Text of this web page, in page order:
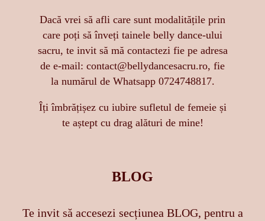
Dacă vrei să afli care sunt modalitățile prin
care poți să înveți tainele belly dance-ului
sacru, te invit să mă contactezi fie pe adresa
de e-mail: contact@bellydancesacru.ro, fie
la numărul de Whatsapp 0724748817.
Îți îmbrățișez cu iubire sufletul de femeie și
te aștept cu drag alături de mine!
BLOG
Te invit să accesezi secțiunea BLOG, pentru a